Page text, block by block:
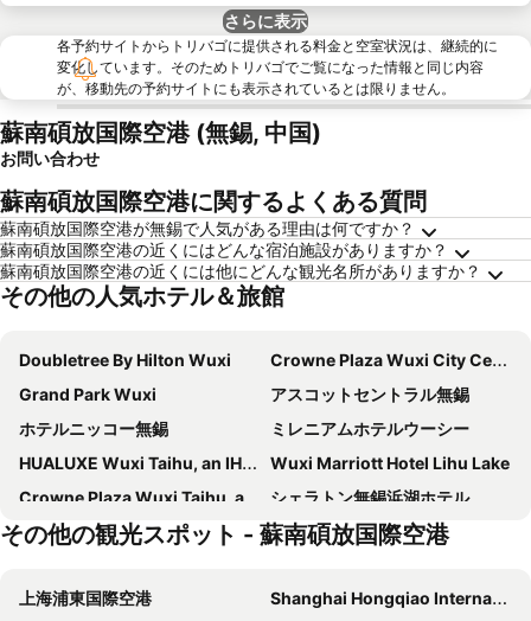
さらに表示
各予約サイトからトリバゴに提供される料金と空室状況は、継続的に
変化しています。そのためトリバゴでご覧になった情報と同じ内容
が、移動先の予約サイトにも表示されているとは限りません。
蘇南碩放国際空港 (無錫, 中国)
お問い合わせ
蘇南碩放国際空港に関するよくある質問
蘇南碩放国際空港が無錫で人気がある理由は何ですか？
蘇南碩放国際空港の近くにはどんな宿泊施設がありますか？
蘇南碩放国際空港の近くには他にどんな観光名所がありますか？
その他の人気ホテル＆旅館
Doubletree By Hilton Wuxi
Crowne Plaza Wuxi City Center By Ihg
Grand Park Wuxi
アスコットセントラル無錫
ホテルニッコー無錫
ミレニアムホテルウーシー
HUALUXE Wuxi Taihu, an IHG Hotel
Wuxi Marriott Hotel Lihu Lake
Crowne Plaza Wuxi Taihu, an IHG Hotel
シェラトン無錫浜湖ホテル
Holiday Inn Suzhou Huirong Plaza By Ihg
Modena By Fraser New District Wuxi
Maps
ラディソン ブル リゾート ウェットランド パーク無錫
その他の観光スポット - 蘇南碩放国際空港
上海浦東国際空港
Shanghai Hongqiao International Airport